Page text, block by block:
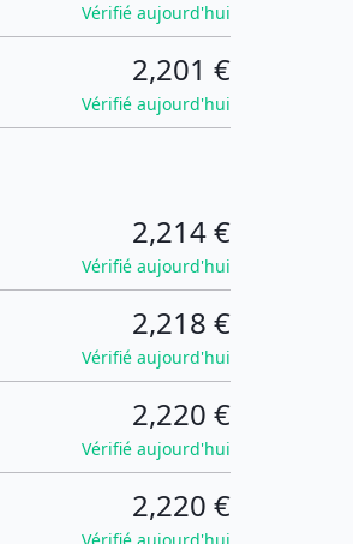
Vérifié aujourd'hui
2,201 €
Vérifié aujourd'hui
2,214 €
Vérifié aujourd'hui
2,218 €
Vérifié aujourd'hui
2,220 €
Vérifié aujourd'hui
2,220 €